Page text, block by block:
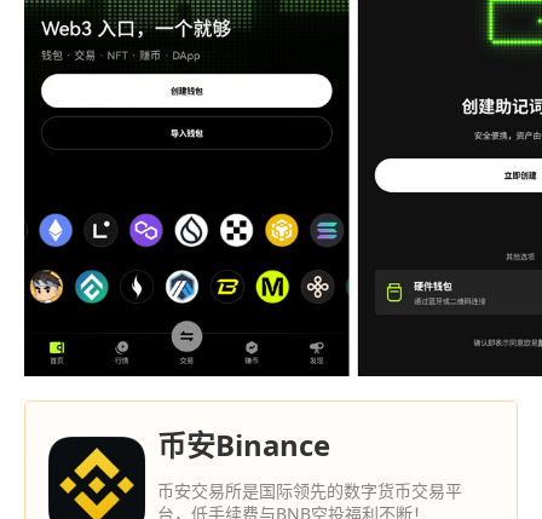
币安Binance
币安交易所是国际领先的数字货币交易平
台，低手续费与BNB空投福利不断！